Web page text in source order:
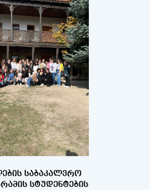
ᲡᲐᲑᲐᲙᲐᲚᲕᲠᲝ
ᲡᲢᲣᲓᲔᲜᲢᲔᲑᲘᲡ